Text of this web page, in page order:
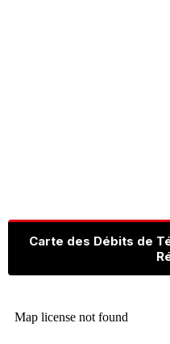
Carte des Débits de